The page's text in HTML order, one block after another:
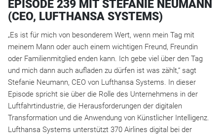
EPISODE 239 MIT STEFANIE NEUMANN
(CEO, LUFTHANSA SYSTEMS)
„Es ist für mich von besonderem Wert, wenn mein Tag mit
meinem Mann oder auch einem wichtigen Freund, Freundin
oder Familienmitglied enden kann. Ich gebe viel über den Tag
und mich dann auch aufladen zu dürfen ist was zählt,“ sagt
Stefanie Neumann, CEO von Lufthansa Systems. In dieser
Episode spricht sie über die Rolle des Unternehmens in der
Luftfahrtindustrie, die Herausforderungen der digitalen
Transformation und die Anwendung von Künstlicher Intelligenz.
Lufthansa Systems unterstützt 370 Airlines digital bei der